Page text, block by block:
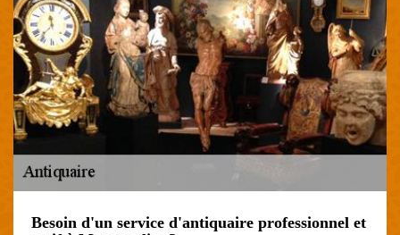
Besoin d'un service d'antiquaire professionnel et